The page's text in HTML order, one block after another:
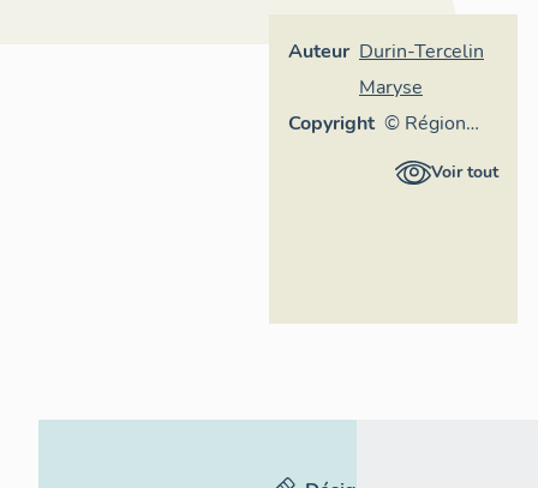
Auteur Durin-Tercelin
Maryse
Copyright © Région
Auvergne-Voir tout